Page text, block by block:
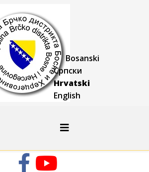
Bosanski
Српски
Hrvatski
English